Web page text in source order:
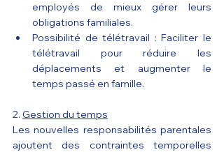
employés de mieux gérer leurs
obligations familiales.
Possibilité de télétravail : Faciliter le
télétravail pour réduire les
déplacements et augmenter le
temps passé en famille.
2. Gestion du temps
Les nouvelles responsabilités parentales
ajoutent des contraintes temporelles